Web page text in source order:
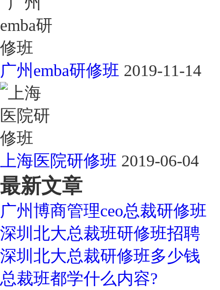
广州emba研修班 2019-11-14
上海医院研修班 2019-06-04
最新文章
广州博商管理ceo总裁研修班
深圳北大总裁班研修班招聘
深圳北大总裁研修班多少钱
总裁班都学什么内容?